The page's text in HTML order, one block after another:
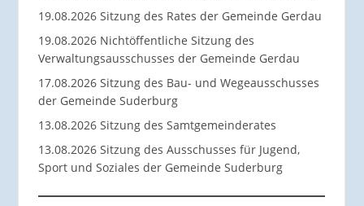
19.08.2026 Sitzung des Rates der Gemeinde Gerdau
19.08.2026 Nichtöffentliche Sitzung des
Verwaltungsausschusses der Gemeinde Gerdau
17.08.2026 Sitzung des Bau- und Wegeausschusses
der Gemeinde Suderburg
13.08.2026 Sitzung des Samtgemeinderates
13.08.2026 Sitzung des Ausschusses für Jugend,
Sport und Soziales der Gemeinde Suderburg